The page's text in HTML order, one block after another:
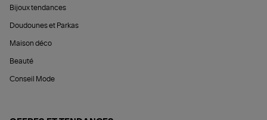
Bijoux tendances
Doudounes et Parkas
Maison déco
Beauté
Conseil Mode